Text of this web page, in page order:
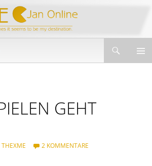
GEHT
THEXME 2 KOMMENTARE